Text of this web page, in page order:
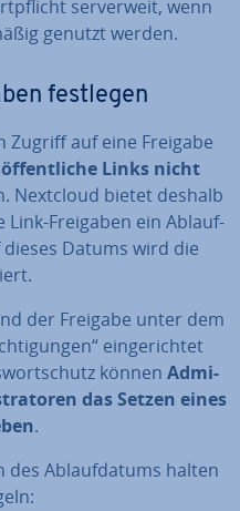
ser­ver­weit, wenn
genutzt werden.
festlegen
Zugriff auf eine Freigabe
öf­fent­li­che Links nicht
Nextcloud bietet deshalb
Freigaben ein Ab­lauf­
Datums wird die
der Freigabe unter dem
ein­ge­rich­tet
können Ad­mi­
das Setzen eines
.
des Ab­lauf­da­tums halten